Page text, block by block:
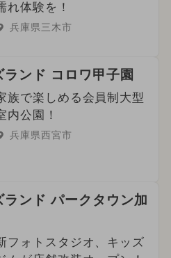
冬休み
ハロウィン
れ体験を！
兵庫県三木市
ンド コロワ甲子園
族で楽しめる会員制大型
内公園！
兵庫県西宮市
ランド パークタウン加
フォトスタジオ、キッズ